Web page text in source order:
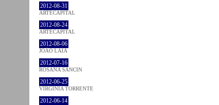
2012-08-31
ARTECAPITAL
2012-08-24
ARTECAPITAL
2012-08-06
JOÃO LAIA
2012-07-16
ROSANA SANCIN
2012-06-25
VIRGINIA TORRENTE
2012-06-14